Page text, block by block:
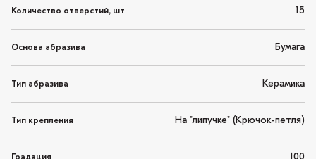
Количество отверстий, шт 15
Основа абразива Бумага
Тип абразива Керамика
Тип крепления На "липучке" (Крючок-петля)